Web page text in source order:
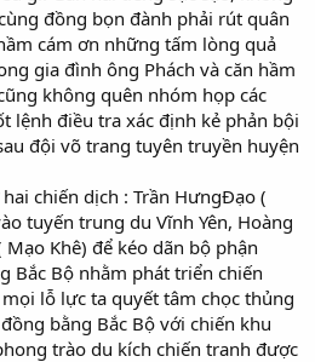
đồng bọn đành phải rút quân
cám ơn những tấm lòng quả
gia đình ông Phách và căn hầm
không quên nhóm họp các
lệnh điều tra xác định kẻ phản bội
đội võ trang tuyên truyền huyện
chiến dịch : Trần HưngĐạo (
tuyến trung du Vĩnh Yên, Hoàng
Khê) để kéo dãn bộ phận
Bắc Bộ nhằm phát triển chiến
lỗ lực ta quyết tâm chọc thủng
bằng Bắc Bộ với chiến khu
trào du kích chiến tranh được